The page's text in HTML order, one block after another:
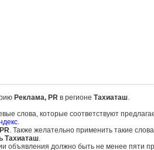
Реклама, PRв регионе Тахиаташ.
слова, которые соответствуют
.
. Также желательно применить такие слова
Тахиаташ.
объявления должно быть не менее пяти